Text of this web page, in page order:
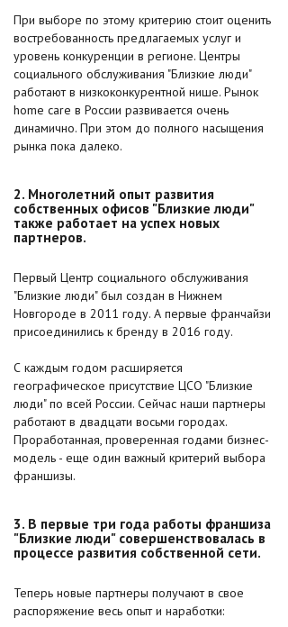
При выборе по этому критерию стоит оценить
востребованность предлагаемых услуг и
уровень конкуренции в регионе. Центры
социального обслуживания "Близкие люди"
работают в низкоконкурентной нише. Рынок
home care в России развивается очень
динамично. При этом до полного насыщения
рынка пока далеко.
2. Многолетний опыт развития
собственных офисов "Близкие люди"
также работает на успех новых
партнеров.
Первый Центр социального обслуживания
"Близкие люди" был создан в Нижнем
Новгороде в 2011 году. А первые франчайзи
присоединились к бренду в 2016 году.
С каждым годом расширяется
географическое присутствие ЦСО "Близкие
люди" по всей России. Сейчас наши партнеры
работают в двадцати восьми городах.
Проработанная, проверенная годами бизнес-
модель - еще один важный критерий выбора
франшизы.
3. В первые три года работы франшиза
"Близкие люди" совершенствовалась в
процессе развития собственной сети.
Теперь новые партнеры получают в свое
распоряжение весь опыт и наработки: